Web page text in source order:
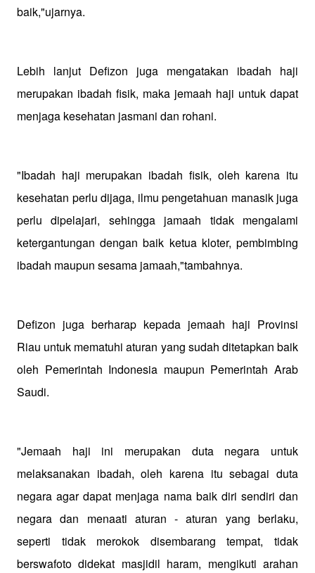
baik,"ujarnya.
Lebih lanjut Defizon juga mengatakan ibadah haji
merupakan ibadah fisik, maka jemaah haji untuk dapat
menjaga kesehatan jasmani dan rohani.
"Ibadah haji merupakan ibadah fisik, oleh karena itu
kesehatan perlu dijaga, ilmu pengetahuan manasik juga
perlu dipelajari, sehingga jamaah tidak mengalami
ketergantungan dengan baik ketua kloter, pembimbing
ibadah maupun sesama jamaah,"tambahnya.
Defizon juga berharap kepada jemaah haji Provinsi
Riau untuk mematuhi aturan yang sudah ditetapkan baik
oleh Pemerintah Indonesia maupun Pemerintah Arab
Saudi.
"Jemaah haji ini merupakan duta negara untuk
melaksanakan ibadah, oleh karena itu sebagai duta
negara agar dapat menjaga nama baik diri sendiri dan
negara dan menaati aturan - aturan yang berlaku,
seperti tidak merokok disembarang tempat, tidak
berswafoto didekat masjidil haram, mengikuti arahan